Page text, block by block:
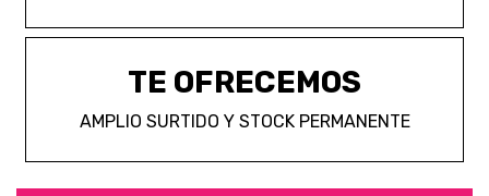
TE OFRECEMOS
AMPLIO SURTIDO Y STOCK PERMANENTE